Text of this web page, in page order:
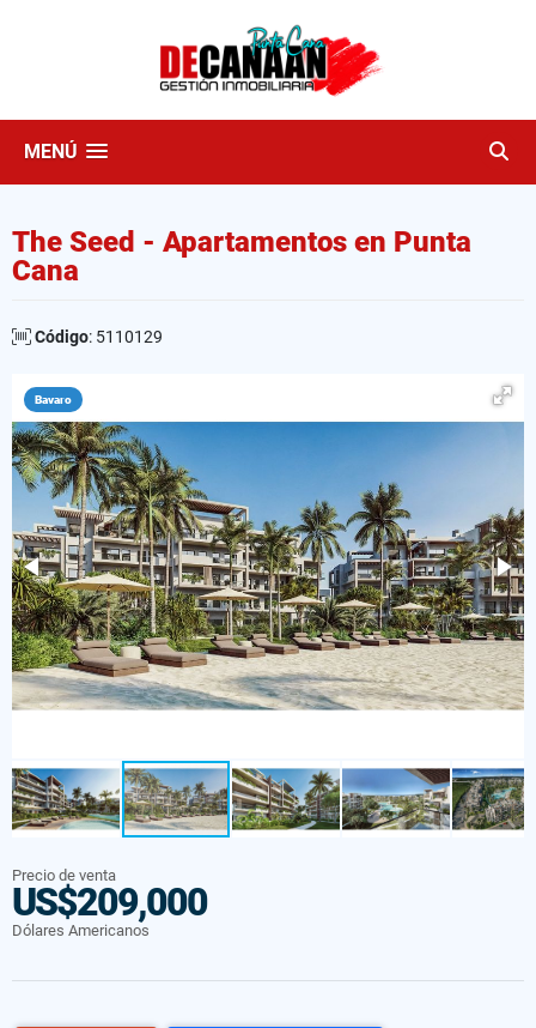
MENÚ
The Seed - Apartamentos en Punta
Cana
Código: 5110129
Bavaro
Precio de venta
US$209,000
Dólares Americanos